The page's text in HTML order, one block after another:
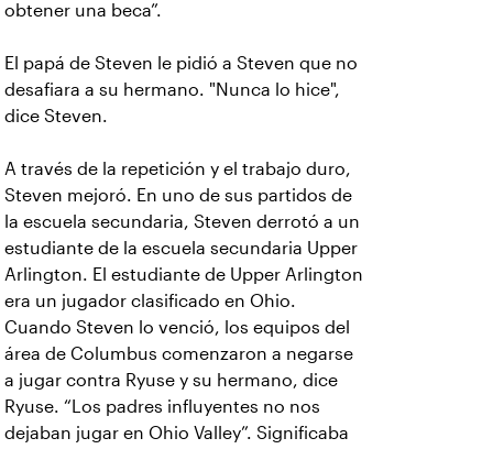
obtener una beca”.
El papá de Steven le pidió a Steven que no
desafiara a su hermano. "Nunca lo hice",
dice Steven.
A través de la repetición y el trabajo duro,
Steven mejoró. En uno de sus partidos de
la escuela secundaria, Steven derrotó a un
estudiante de la escuela secundaria Upper
Arlington. El estudiante de Upper Arlington
era un jugador clasificado en Ohio.
Cuando Steven lo venció, los equipos del
área de Columbus comenzaron a negarse
a jugar contra Ryuse y su hermano, dice
Ryuse. “Los padres influyentes no nos
dejaban jugar en Ohio Valley”. Significaba